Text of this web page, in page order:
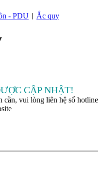
- PDU Ắc quy
CẬP NHẬT!
vui lòng liên hệ số hotline